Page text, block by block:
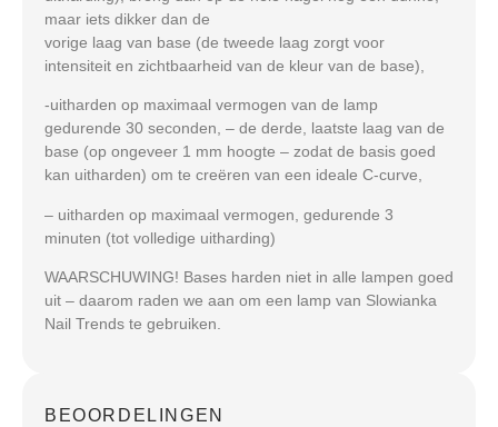
maar iets dikker dan de
vorige laag van base (de tweede laag zorgt voor
intensiteit en zichtbaarheid van de kleur van de base),
-uitharden op maximaal vermogen van de lamp
gedurende 30 seconden, – de derde, laatste laag van de
base (op ongeveer 1 mm hoogte – zodat de basis goed
kan uitharden) om te creëren van een ideale C-curve,
– uitharden op maximaal vermogen, gedurende 3
minuten (tot volledige uitharding)
WAARSCHUWING! Bases harden niet in alle lampen goed
uit – daarom raden we aan om een lamp van Slowianka
Nail Trends te gebruiken.
BEOORDELINGEN